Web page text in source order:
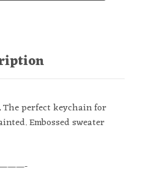
The perfect keychain for
Embossed sweater